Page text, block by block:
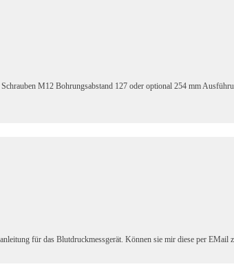
M12 Bohrungsabstand 127 oder optional 254 mm
für das Blutdruckmessgerät. Können sie mir diese per EMail